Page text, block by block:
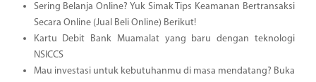
Sering Belanja Online? Yuk Simak Tips Keamanan Bertransaksi
Secara Online (Jual Beli Online) Berikut!
Kartu Debit Bank Muamalat yang baru dengan teknologi
NSICCS
Mau investasi untuk kebutuhanmu di masa mendatang? Buka